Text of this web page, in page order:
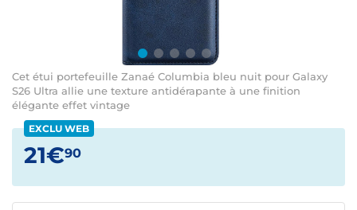
Cet étui portefeuille Zanaé Columbia bleu nuit pour Galaxy
S26 Ultra allie une texture antidérapante à une finition
élégante effet vintage
EXCLU WEB
21€90